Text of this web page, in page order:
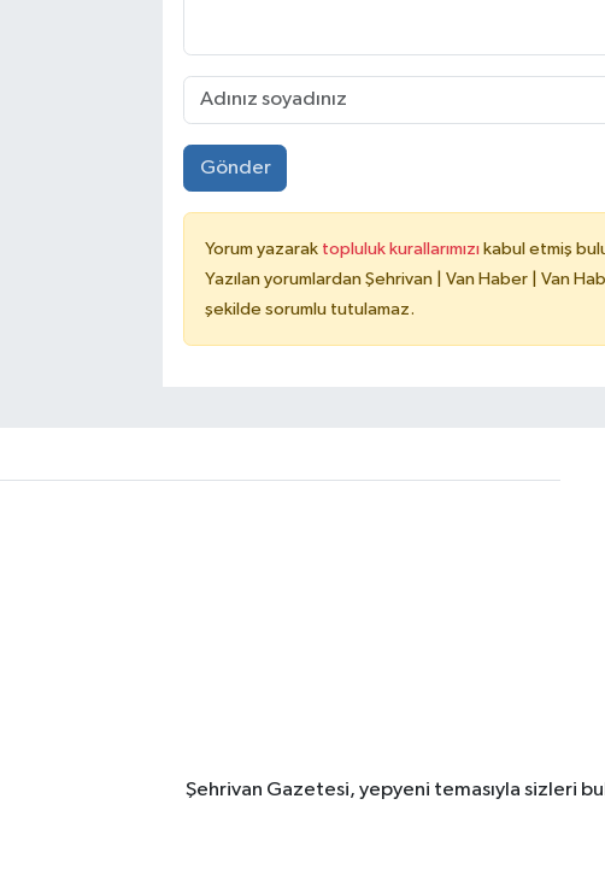
Gönder
Yorum yazarak topluluk kurallarımızı kabul etmiş
Yazılan yorumlardan Şehrivan | Van Haber | Van
şekilde sorumlu tutulamaz.
Şehrivan Gazetesi, yepyeni temasıyla sizleri